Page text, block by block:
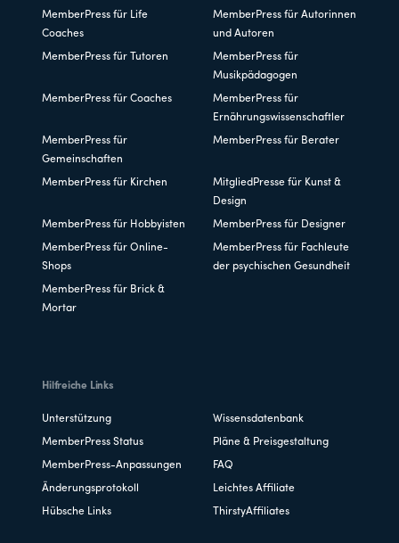
MemberPress für Life
Coaches
MemberPress für Autorinnen
und Autoren
MemberPress für Tutoren
MemberPress für
Musikpädagogen
MemberPress für Coaches
MemberPress für
Ernährungswissenschaftler
MemberPress für
Gemeinschaften
MemberPress für Berater
MemberPress für Kirchen
MitgliedPresse für Kunst &
Design
MemberPress für Hobbyisten MemberPress für Designer
MemberPress für Online-
Shops
MemberPress für Fachleute
der psychischen Gesundheit
MemberPress für Brick &
Mortar
Hilfreiche Links
Unterstützung Wissensdatenbank
MemberPress Status Pläne & Preisgestaltung
MemberPress-Anpassungen FAQ
Änderungsprotokoll Leichtes Affiliate
Hübsche Links ThirstyAffiliates